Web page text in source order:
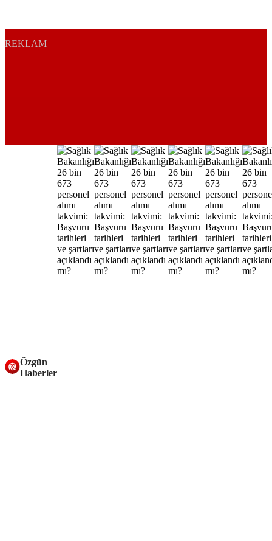
REKLAM
Özgün
Haberler